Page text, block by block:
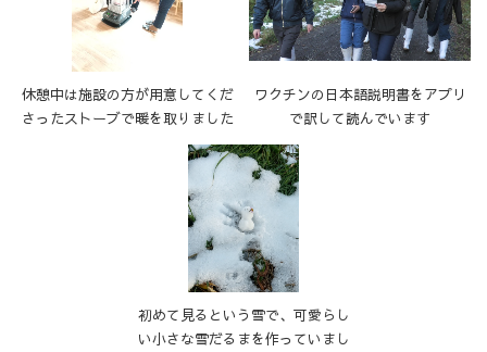
休憩中は施設の方が用意してくだ
さったストーブで暖を取りました
ワクチンの日本語説明書をアプリ
で訳して読んでいます
初めて見るという雪で、可愛らし
い小さな雪だるまを作っていまし